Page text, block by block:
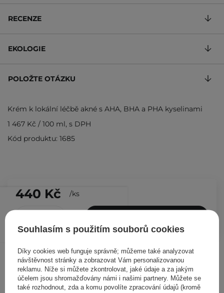
440 Kč /ks
RECENZE
EKOLOGIE
POLOŽTE OTÁZKU
Krém k lokální léčbě akné s AHA, BHA a PHA kyselinami
1 467 Kč / 100 ml, s DPH
Kód produktu: 1685
Ostatní zákazníci si prohlédli
Souhlasím s použitím souborů cookies
Díky cookies web funguje správně; můžeme také analyzovat
návštěvnost stránky a zobrazovat Vám personalizovanou
reklamu. Níže si můžete zkontrolovat, jaké údaje a za jakým
účelem jsou shromažďovány námi i našimi partnery. Můžete se
také rozhodnout, zda a komu povolíte zpracování údajů (kromě